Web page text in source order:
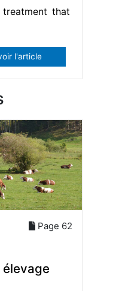
that
l'article
Page 62
élevage